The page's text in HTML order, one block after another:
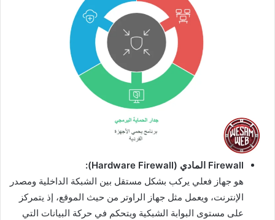
Firewall المادي (Hardware Firewall):
هو جهاز فعلي يركب بشكل مستقل بين الشبكة الداخلية ومصدر
الإنترنت، ويعمل مثل جهاز الراوتر من حيث الموقع، إذ يتمركز
على مستوى البوابة الشبكية ويتحكم في حركة البيانات التي